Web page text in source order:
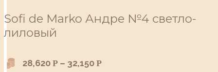
Sofi de Marko Андре №4 светло-
лиловый
28,620 Р – 32,150 Р